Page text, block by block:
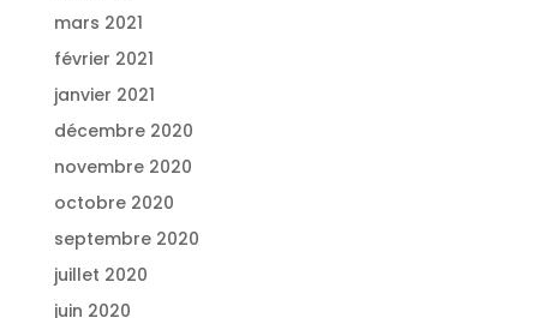
mars 2021
février 2021
janvier 2021
décembre 2020
novembre 2020
octobre 2020
septembre 2020
juillet 2020
juin 2020